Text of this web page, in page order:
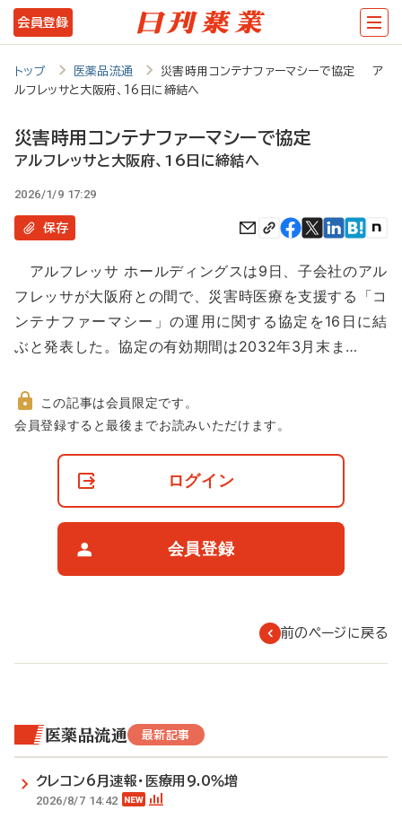
メ
イ
テ
ツ
に
会員登録
トップ 医薬品流通
災害時用コンテナファーマシーで協定 ア
ルフレッサと大阪府、16日に締結へ
災害時用コンテナファーマシーで協定
アルフレッサと大阪府、16日に締結へ
2026/1/9 17:29
保存
アルフレッサ ホールディングスは9日、子会社のアル
フレッサが大阪府との間で、災害時医療を支援する「コ
ンテナファーマシー」の運用に関する協定を16日に結
ぶと発表した。協定の有効期間は2032年3月末ま…
非
この記事は会員限定です。
会員登録すると最後までお読みいただけます。
ログイン
会員登録
前のページに戻る
医薬品流通 最新記事
クレコン6月速報・医療用9.0％増
2026/8/7 14:42